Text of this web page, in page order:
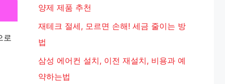
로
양제 제품 추천
재테크 절세, 모르면 손해! 세금 줄이는 방
법
삼성 에어컨 설치, 이전 재설치, 비용과 예
약하는법